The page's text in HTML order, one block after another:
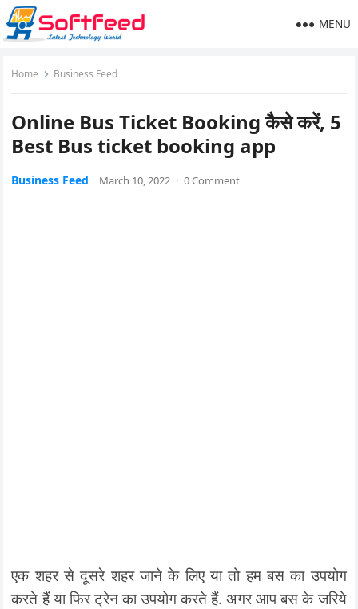
MENU
Home Business Feed
Online Bus Ticket Booking कैसे करें, 5
Best Bus ticket booking app
Business Feed March 10, 2022 · 0 Comment
एक शहर से दूसरे शहर जाने के लिए या तो हम बस का उपयोग
करते हैं या फिर ट्रेन का उपयोग करते हैं. अगर आप बस के जरिये